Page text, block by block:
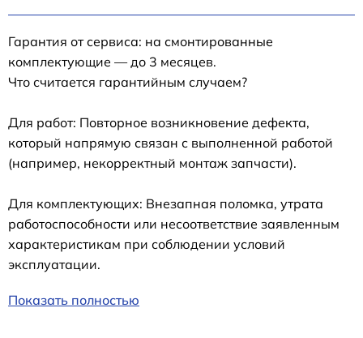
Гарантия от сервиса: на смонтированные
комплектующие — до 3 месяцев.
Что считается гарантийным случаем?
Для работ: Повторное возникновение дефекта,
который напрямую связан с выполненной работой
(например, некорректный монтаж запчасти).
Для комплектующих: Внезапная поломка, утрата
работоспособности или несоответствие заявленным
характеристикам при соблюдении условий
эксплуатации.
Показать полностью